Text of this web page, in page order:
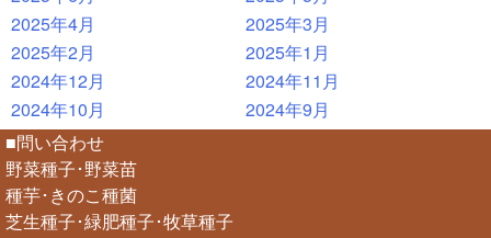
2025年4月
2025年3月
2025年2月
2025年1月
2024年12月
2024年11月
2024年10月
2024年9月
■問い合わせ
野菜種子･野菜苗
種芋･きのこ種菌
芝生種子･緑肥種子･牧草種子